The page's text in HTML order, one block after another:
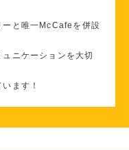
ーと唯一McCafeを併設
ニケーションを大切
ます！